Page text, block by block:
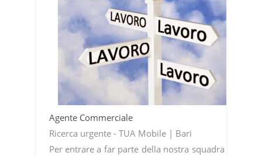
Agente Commerciale
Ricerca urgente - TUA Mobile | Bari
Per entrare a far parte della nostra squadra